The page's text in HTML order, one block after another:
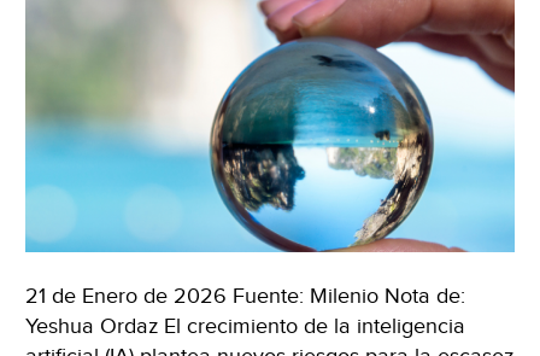
21 de Enero de 2026 Fuente: Milenio Nota de:
Yeshua Ordaz El crecimiento de la inteligencia